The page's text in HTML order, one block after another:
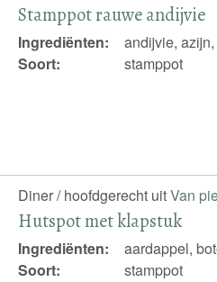
Stamppot rauwe andijvie
Ingrediënten:
andijvie,
Soort:
stamppot
Diner / hoofdgerecht uitVan
Hutspot met klapstuk
Ingrediënten:
aardappel,
Soort:
stamppot